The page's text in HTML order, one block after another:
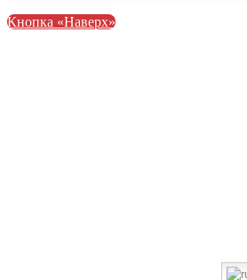
Кнопка «Наверх»